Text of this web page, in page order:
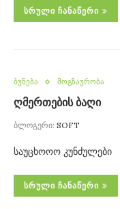
ᲡᲠᲣᲚᲘ ᲩᲐᲜᲐᲬᲔᲠᲘ
ბუნება მოგზაურობა
ღმერთების ბაღი
ბლოგერი: SOFT
საუცხოოო კუნძულები
ᲡᲠᲣᲚᲘ ᲩᲐᲜᲐᲬᲔᲠᲘ